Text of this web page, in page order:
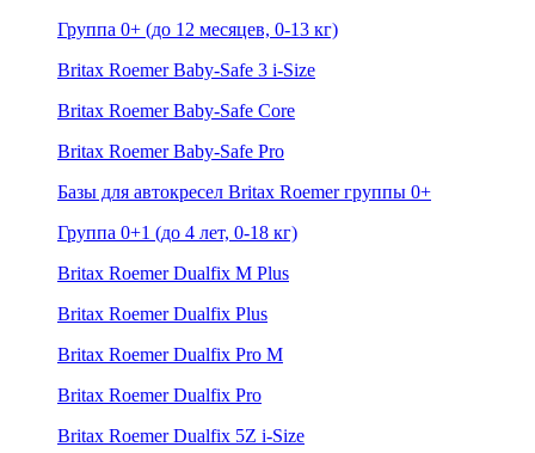
Группа 0+ (до 12 месяцев, 0-13 кг)
Britax Roemer Baby-Safe 3 i-Size
Britax Roemer Baby-Safe Core
Britax Roemer Baby-Safe Pro
Базы для автокресел Britax Roemer группы 0+
Группа 0+1 (до 4 лет, 0-18 кг)
Britax Roemer Dualfix M Plus
Britax Roemer Dualfix Plus
Britax Roemer Dualfix Pro M
Britax Roemer Dualfix Pro
Britax Roemer Dualfix 5Z i-Size